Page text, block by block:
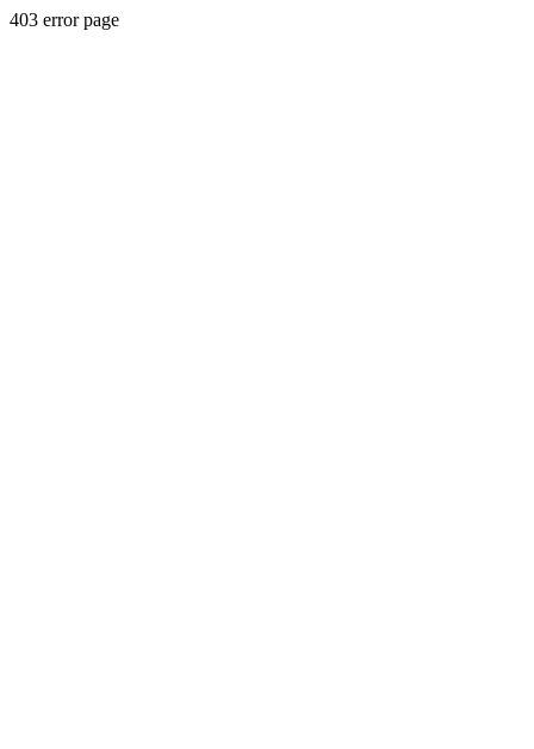
403 error page